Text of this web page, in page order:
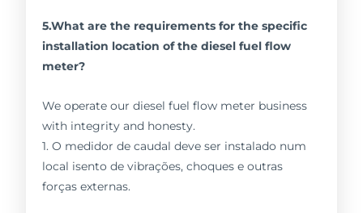
5.What are the requirements for the specific
installation location of the diesel fuel flow
meter?
We operate our diesel fuel flow meter business
with integrity and honesty.
1. O medidor de caudal deve ser instalado num
local isento de vibrações, choques e outras
forças externas.